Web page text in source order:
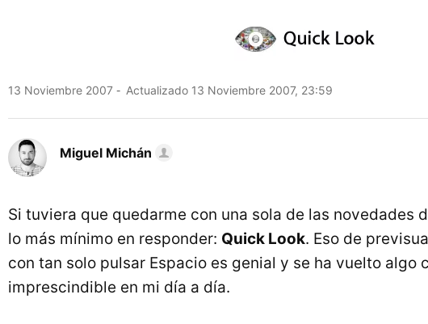
13 Noviembre 2007 Actualizado 13 Noviembre 2007, 23:59
Miguel Michán
Si tuviera que quedarme con una sola de las novedades
lo más mínimo en responder: Quick Look. Eso de
con tan solo pulsar Espacio es genial y se ha vuelto algo
imprescindible en mi día a día.